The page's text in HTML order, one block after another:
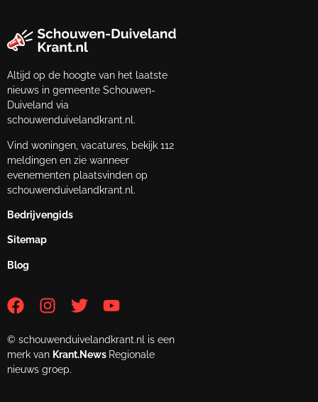
Altijd op de hoogte van het laatste
nieuws in gemeente Schouwen-
Duiveland via
schouwenduivelandkrant.nl.
Vind woningen, vacatures, bekijk 112
meldingen en zie wanneer
evenementen plaatsvinden op
schouwenduivelandkrant.nl.
Bedrijvengids
Sitemap
Blog
© schouwenduivelandkrant.nl is een
merk van Krant.News Regionale
nieuws groep.